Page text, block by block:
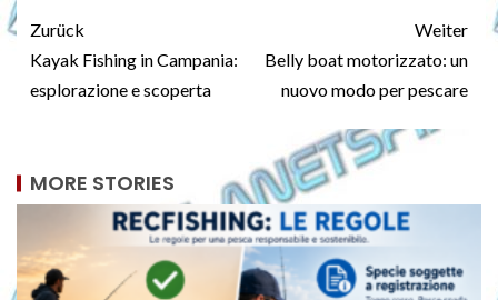
Zurück
Kayak Fishing in Campania:
esplorazione e scoperta
Weiter
Belly boat motorizzato: un
nuovo modo per pescare
MORE STORIES